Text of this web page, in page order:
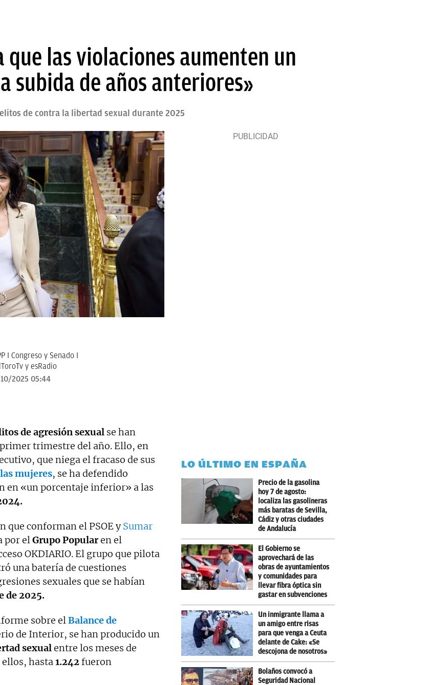
que las violaciones aumenten un
subida de años anteriores»
de contra la libertad sexual durante 2025
I Congreso y Senado I
y esRadio
2025 05:44
de agresiónsexual se han
trimestre del año. Ello, en
que niega el fracaso de sus
mujeres, se ha defendido
en «un porcentaje inferior» a las
que conforman el PSOE ySumar
por elGrupo Popularen el
OKDIARIO. El grupo que pilota
una batería de cuestiones
sexuales que se habían
de 2025.
sobre elBalance de
de Interior, se han producido un
sexualentre los meses de
ellos, hasta1.242fueron
LO ÚLTIMO EN ESPAÑA
Precio de la gasolina
hoy 7 de agosto:
localiza las gasolineras
más baratas de Sevilla,
Cádiz y otras ciudades
de Andalucía
El Gobierno se
aprovechará de las
obras de ayuntamientos
y comunidades para
llevar fibra óptica sin
gastar en subvenciones
Un inmigrante llama a
un amigo entre risas
para que venga a Ceuta
delante de Cake: «Se
descojona de nosotros»
Bolaños convocó a
Seguridad Nacional